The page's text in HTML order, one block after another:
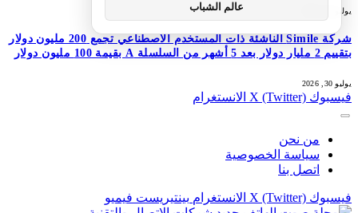
يوليو 30, 2026
شركة Simile الناشئة ذات المستخدم الاصطناعي تجمع 200 مليون دولار
بتقييم 2 مليار دولار بعد 5 أشهر من السلسلة A بقيمة 100 مليون دولار
يوليو 30, 2026
فيسبوك X (Twitter) الانستغرام
من نحن
سياسة الخصوصية
اتصل بنا
فيسبوك X (Twitter) الانستغرام بينتيريست فيميو
عالم الشباب